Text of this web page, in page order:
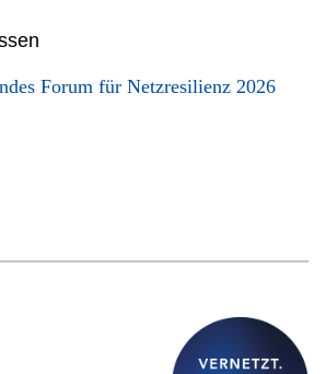
Forum für Netzresilienz 2026